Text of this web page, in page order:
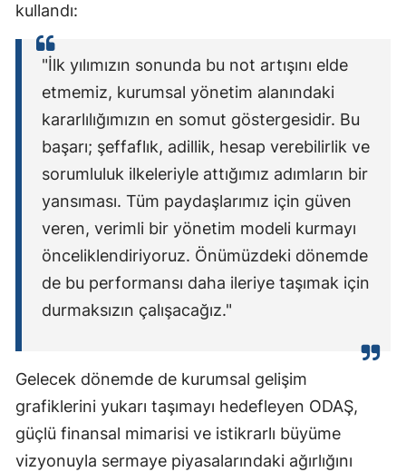
kullandı:
"İlk yılımızın sonunda bu not artışını elde
etmemiz, kurumsal yönetim alanındaki
kararlılığımızın en somut göstergesidir. Bu
başarı; şeffaflık, adillik, hesap verebilirlik ve
sorumluluk ilkeleriyle attığımız adımların bir
yansıması. Tüm paydaşlarımız için güven
veren, verimli bir yönetim modeli kurmayı
önceliklendiriyoruz. Önümüzdeki dönemde
de bu performansı daha ileriye taşımak için
durmaksızın çalışacağız."
Gelecek dönemde de kurumsal gelişim
grafiklerini yukarı taşımayı hedefleyen ODAŞ,
güçlü finansal mimarisi ve istikrarlı büyüme
vizyonuyla sermaye piyasalarındaki ağırlığını